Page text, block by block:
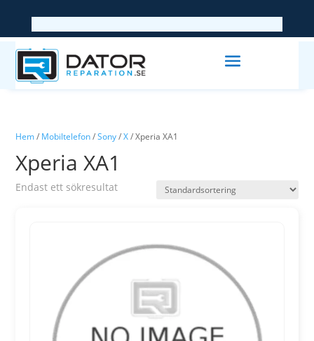
Hem/ Mobiltelefon/Sony/X/ Xperia XA1
Xperia XA1
Endast ett sökresultat